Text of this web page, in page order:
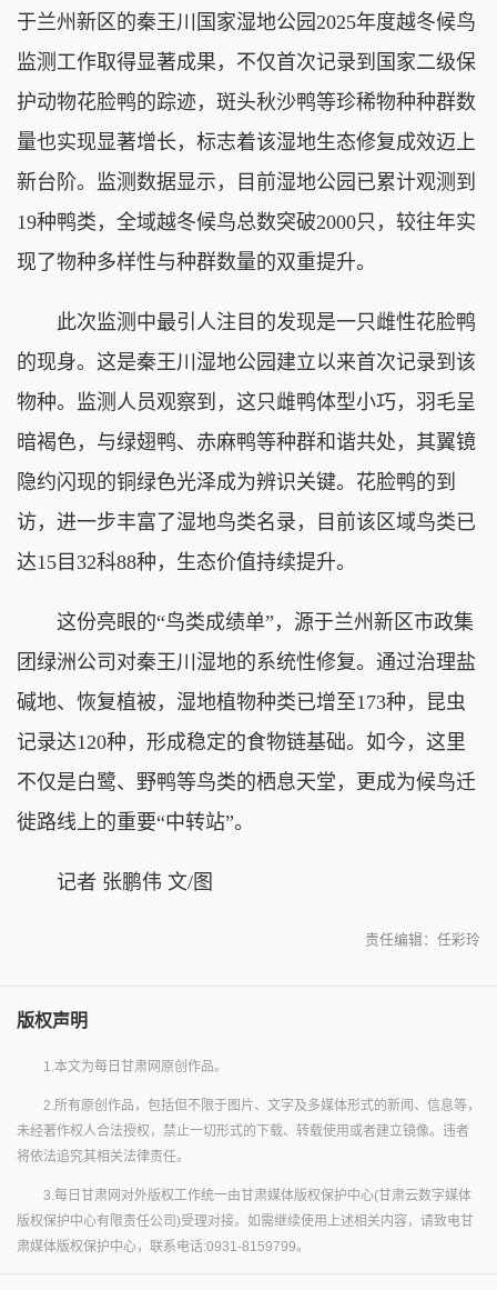
于兰州新区的秦王川国家湿地公园2025年度越冬候鸟
监测工作取得显著成果，不仅首次记录到国家二级保
护动物花脸鸭的踪迹，斑头秋沙鸭等珍稀物种种群数
量也实现显著增长，标志着该湿地生态修复成效迈上
新台阶。监测数据显示，目前湿地公园已累计观测到
19种鸭类，全域越冬候鸟总数突破2000只，较往年实
现了物种多样性与种群数量的双重提升。
此次监测中最引人注目的发现是一只雌性花脸鸭
的现身。这是秦王川湿地公园建立以来首次记录到该
物种。监测人员观察到，这只雌鸭体型小巧，羽毛呈
暗褐色，与绿翅鸭、赤麻鸭等种群和谐共处，其翼镜
隐约闪现的铜绿色光泽成为辨识关键。花脸鸭的到
访，进一步丰富了湿地鸟类名录，目前该区域鸟类已
达15目32科88种，生态价值持续提升。
这份亮眼的“鸟类成绩单”，源于兰州新区市政集
团绿洲公司对秦王川湿地的系统性修复。通过治理盐
碱地、恢复植被，湿地植物种类已增至173种，昆虫
记录达120种，形成稳定的食物链基础。如今，这里
不仅是白鹭、野鸭等鸟类的栖息天堂，更成为候鸟迁
徙路线上的重要“中转站”。
记者 张鹏伟 文/图
责任编辑：任彩玲
版权声明
1.本文为每日甘肃网原创作品。
2.所有原创作品，包括但不限于图片、文字及多媒体形式的新闻、信息等，
未经著作权人合法授权，禁止一切形式的下载、转载使用或者建立镜像。违者
将依法追究其相关法律责任。
3.每日甘肃网对外版权工作统一由甘肃媒体版权保护中心(甘肃云数字媒体
版权保护中心有限责任公司)受理对接。如需继续使用上述相关内容，请致电甘
肃媒体版权保护中心，联系电话:0931-8159799。